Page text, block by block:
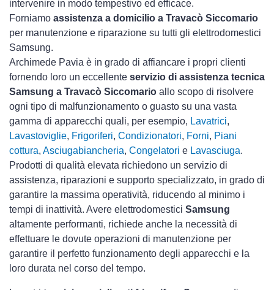
intervenire in modo tempestivo ed efficace.
Forniamo assistenza a domicilio a Travacò Siccomario
per manutenzione e riparazione su tutti gli elettrodomestici
Samsung.
Archimede Pavia è in grado di affiancare i propri clienti
fornendo loro un eccellente servizio di assistenza tecnica
Samsung a Travacò Siccomario allo scopo di risolvere
ogni tipo di malfunzionamento o guasto su una vasta
gamma di apparecchi quali, per esempio, Lavatrici,
Lavastoviglie, Frigoriferi, Condizionatori, Forni, Piani
cottura, Asciugabiancheria, Congelatori e Lavasciuga.
Prodotti di qualità elevata richiedono un servizio di
assistenza, riparazioni e supporto specializzato, in grado di
garantire la massima operatività, riducendo al minimo i
tempi di inattività. Avere elettrodomestici Samsung
altamente performanti, richiede anche la necessità di
effettuare le dovute operazioni di manutenzione per
garantire il perfetto funzionamento degli apparecchi e la
loro durata nel corso del tempo.